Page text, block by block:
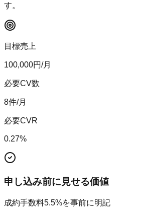
す。
目標売上
100,000円/月
必要CV数
8件/月
必要CVR
0.27%
申し込み前に見せる価値
成約手数料5.5%を事前に明記